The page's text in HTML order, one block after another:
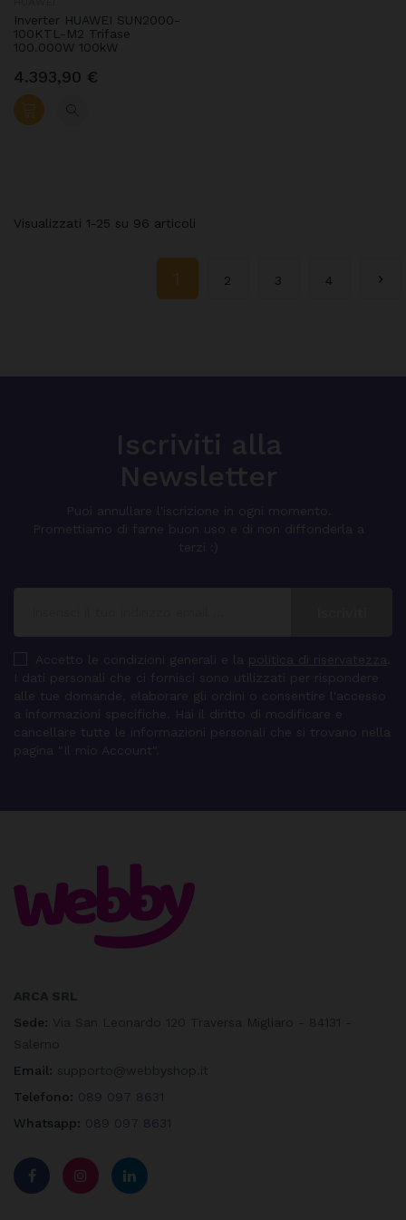
Inverter HUAWEI SUN2000-
100KTL-M2 Trifase
100.000W 100kW
4.393,90 €
Visualizzati 1-25 su 96 articoli
1 2 3 4 
Iscriviti alla
Newsletter
Puoi annullare l'iscrizione in ogni momento.
Promettiamo di farne buon uso e di non diffonderla a
terzi :)
Accetto le condizioni generali e la politica di riservatezza
I dati personali che ci fornisci sono utilizzati per rispondere
alle tue domande, elaborare gli ordini o consentire l'accesso
a informazioni specifiche. Hai il diritto di modificare e
cancellare tutte le informazioni personali che si trovano nella
pagina "Il mio Account".
Sede:
Email:
Telefono: 089 097 8631
Whatsapp: 089 097 8631